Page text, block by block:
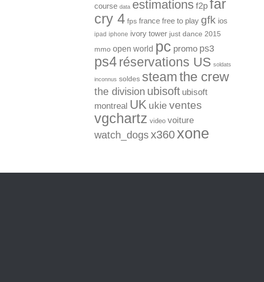
course data estimations f2p far
cry 4 fps france free to play gfk ios
ipad iphone ivory tower just dance 2015
mmo open world pc promo ps3
ps4réservations US soldats
inconnus soldes steamthe crew
the division ubisoft ubisoft
montreal UK ukie ventes
vgchartz video voiture
watch_dogsx360 xone